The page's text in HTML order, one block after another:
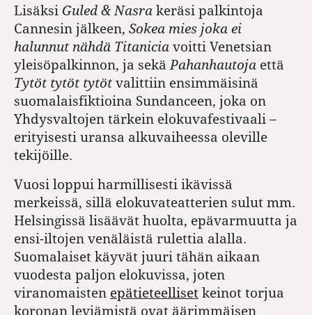
Lisäksi Guled & Nasra keräsi palkintoja
Cannesin jälkeen, Sokea mies joka ei
halunnut nähdä Titanicia voitti Venetsian
yleisöpalkinnon, ja sekä Pahanhautoja että
Tytöt tytöt tytöt valittiin ensimmäisinä
suomalaisfiktioina Sundanceen, joka on
Yhdysvaltojen tärkein elokuvafestivaali –
erityisesti uransa alkuvaiheessa oleville
tekijöille.
Vuosi loppui harmillisesti ikävissä
merkeissä, sillä elokuvateatterien sulut mm.
Helsingissä lisäävät huolta, epävarmuutta ja
ensi-iltojen venäläistä rulettia alalla.
Suomalaiset käyvät juuri tähän aikaan
vuodesta paljon elokuvissa, joten
viranomaisten epätieteelliset keinot torjua
koronan leviämistä ovat äärimmäisen